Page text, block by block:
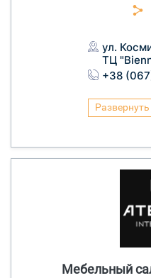
ул.
ТЦ
+38
Развернуть
Мебельный